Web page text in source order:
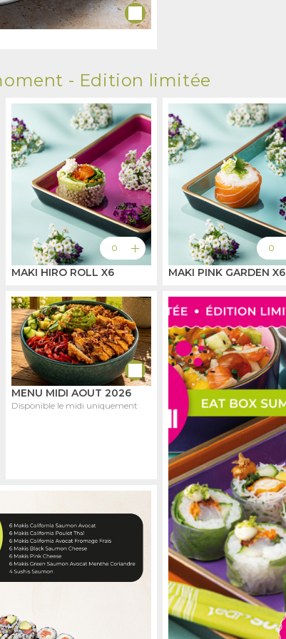
- Edition limitée
0 add
MAKI HIRO ROLL X6
0
MAKI PINK GARDEN X6
MENU MIDI AOUT 2026
Disponible le midi uniquement